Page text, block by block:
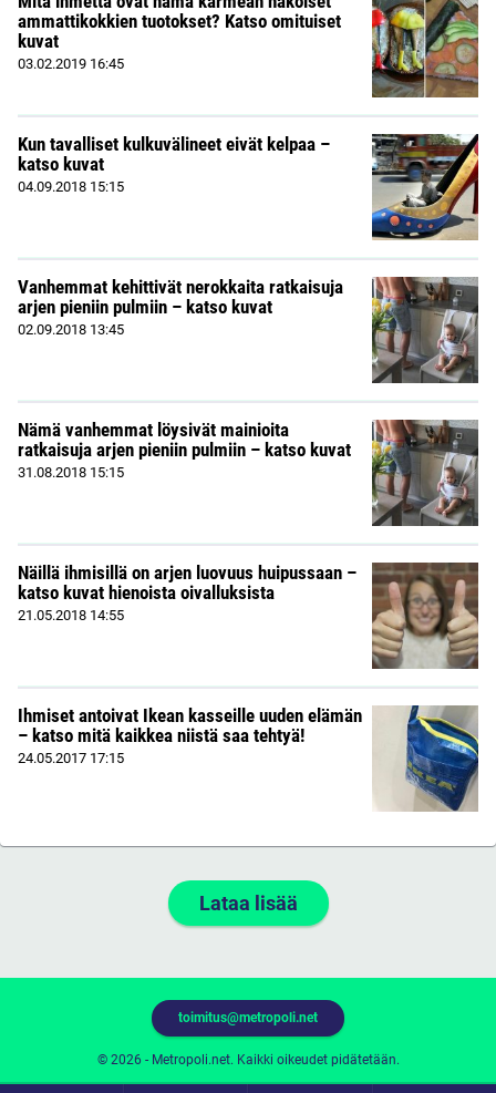
ammattikokkien tuotokset? Katso omituiset
kuvat
03.02.2019 16:45
Kun tavalliset kulkuvälineet eivät kelpaa –
katso kuvat
04.09.2018 15:15
Vanhemmat kehittivät nerokkaita ratkaisuja
arjen pieniin pulmiin – katso kuvat
02.09.2018 13:45
Nämä vanhemmat löysivät mainioita
ratkaisuja arjen pieniin pulmiin – katso kuvat
31.08.2018 15:15
Näillä ihmisillä on arjen luovuus huipussaan –
katso kuvat hienoista oivalluksista
21.05.2018 14:55
Ihmiset antoivat Ikean kasseille uuden elämän
– katso mitä kaikkea niistä saa tehtyä!
24.05.2017 17:15
Lataa lisää
© 2026 - Metropoli.net. Kaikki oikeudet pidätetään.
toimitus@metropoli.net